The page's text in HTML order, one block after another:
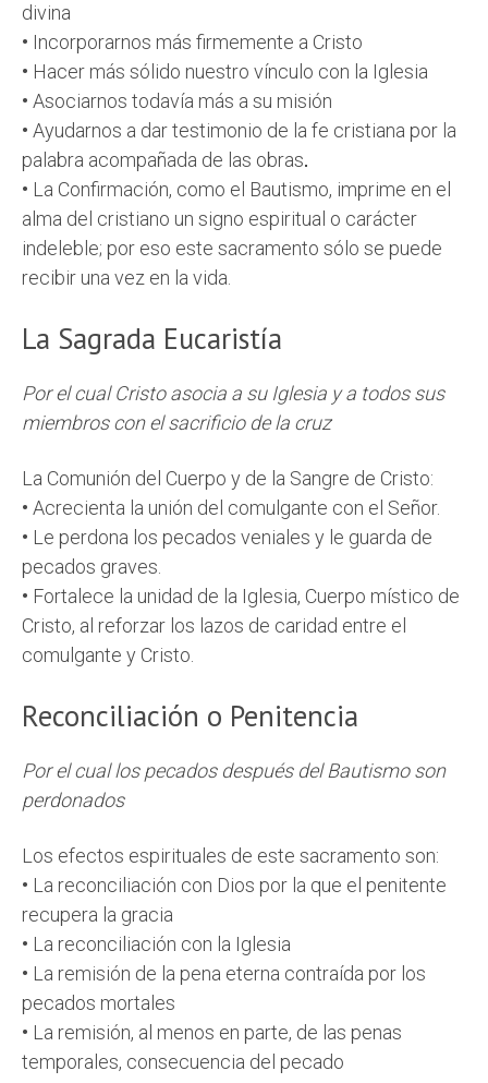
divina
• Incorporarnos más firmemente a Cristo
• Hacer más sólido nuestro vínculo con la Iglesia
• Asociarnos todavía más a su misión
• Ayudarnos a dar testimonio de la fe cristiana por la
palabra acompañada de las obras.
• La Confirmación, como el Bautismo, imprime en el
alma del cristiano un signo espiritual o carácter
indeleble; por eso este sacramento sólo se puede
recibir una vez en la vida.
La Sagrada Eucaristía
Por el cual Cristo asocia a su Iglesia y a todos sus
miembros con el sacrificio de la cruz
La Comunión del Cuerpo y de la Sangre de Cristo:
• Acrecienta la unión del comulgante con el Señor.
• Le perdona los pecados veniales y le guarda de
pecados graves.
• Fortalece la unidad de la Iglesia, Cuerpo místico de
Cristo, al reforzar los lazos de caridad entre el
comulgante y Cristo.
Reconciliación o Penitencia
Por el cual los pecados después del Bautismo son
perdonados
Los efectos espirituales de este sacramento son:
• La reconciliación con Dios por la que el penitente
recupera la gracia
• La reconciliación con la Iglesia
• La remisión de la pena eterna contraída por los
pecados mortales
• La remisión, al menos en parte, de las penas
temporales, consecuencia del pecado